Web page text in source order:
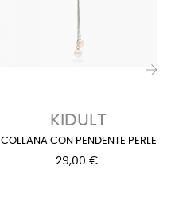
KIDULT
COLLANA CON PENDENTE PERLE
29,00 €